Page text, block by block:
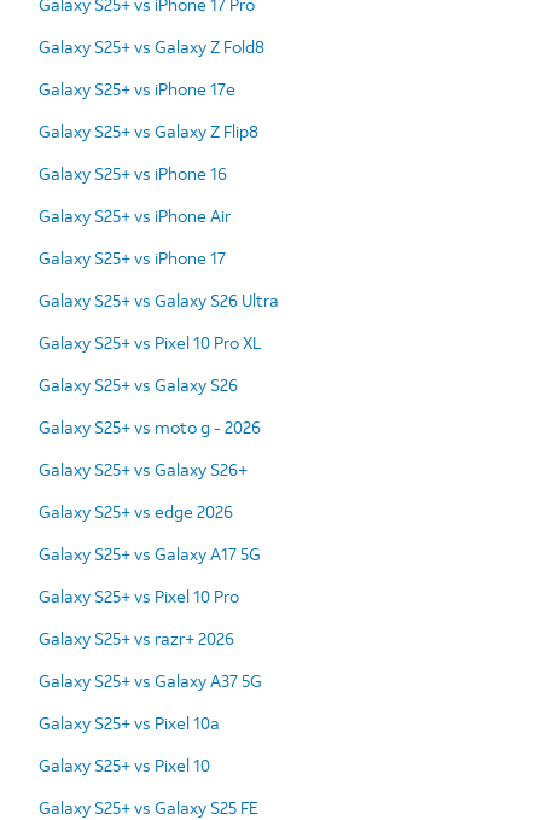
Galaxy S25+ vs Galaxy Z Fold8
Galaxy S25+ vs iPhone 17e
Galaxy S25+ vs Galaxy Z Flip8
Galaxy S25+ vs iPhone 16
Galaxy S25+ vs iPhone Air
Galaxy S25+ vs iPhone 17
Galaxy S25+ vs Galaxy S26 Ultra
Galaxy S25+ vs Pixel 10 Pro XL
Galaxy S25+ vs Galaxy S26
Galaxy S25+ vs moto g - 2026
Galaxy S25+ vs Galaxy S26+
Galaxy S25+ vs edge 2026
Galaxy S25+ vs Galaxy A17 5G
Galaxy S25+ vs Pixel 10 Pro
Galaxy S25+ vs razr+ 2026
Galaxy S25+ vs Galaxy A37 5G
Galaxy S25+ vs Pixel 10a
Galaxy S25+ vs Pixel 10
Galaxy S25+ vs Galaxy S25 FE